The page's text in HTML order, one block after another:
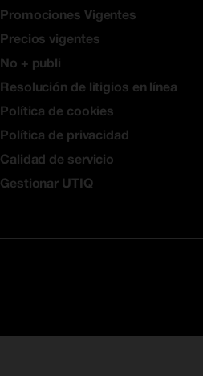
Promociones Vigentes
Precios vigentes
No + publi
Resolución de litigios en línea
Política de cookies
Política de privacidad
Calidad de servicio
Gestionar UTIQ